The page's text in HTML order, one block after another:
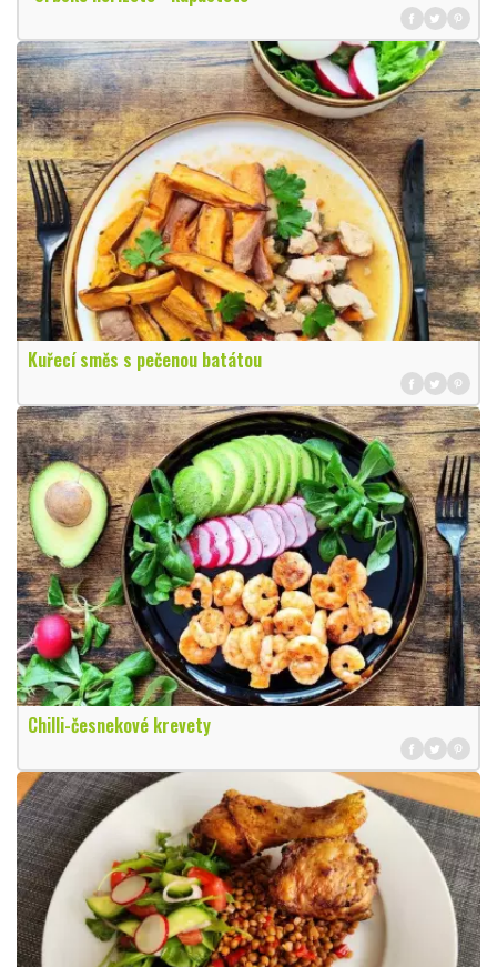
Kuřecí směs s pečenou batátou
Chilli-česnekové krevety